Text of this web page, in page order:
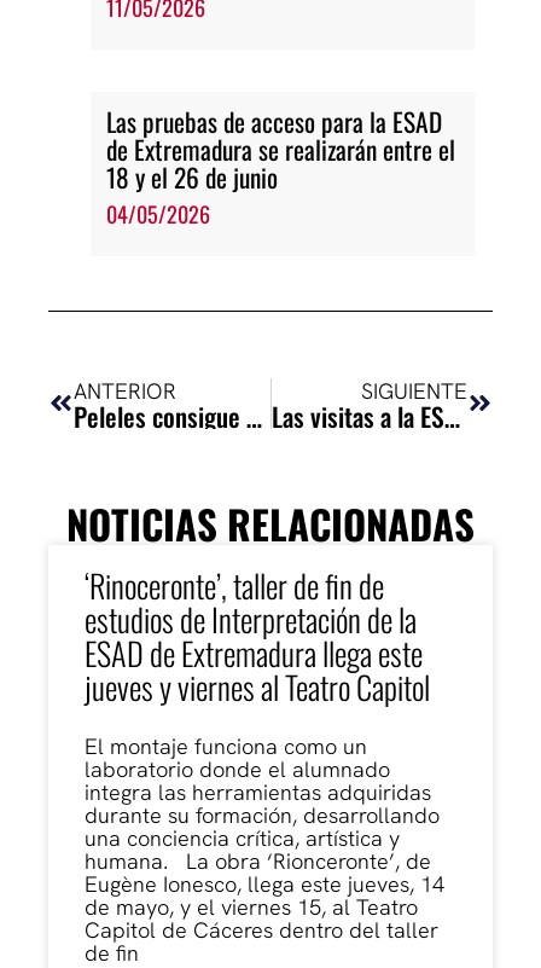
11/05/2026
Las pruebas de acceso para la ESAD
de Extremadura se realizarán entre el
18 y el 26 de junio
04/05/2026
ANTERIOR
Peleles consigue el Primer Premio del I Concurso de Textos Escénicos-Parábasis
SIGUIENTE
Las visitas a la ESAD
NOTICIAS RELACIONADAS
‘Rinoceronte’, taller de fin de
estudios de Interpretación de la
ESAD de Extremadura llega este
jueves y viernes al Teatro Capitol
El montaje funciona como un
laboratorio donde el alumnado
integra las herramientas adquiridas
durante su formación, desarrollando
una conciencia crítica, artística y
humana. La obra ‘Rionceronte’, de
Eugène Ionesco, llega este jueves, 14
de mayo, y el viernes 15, al Teatro
Capitol de Cáceres dentro del taller
de fin